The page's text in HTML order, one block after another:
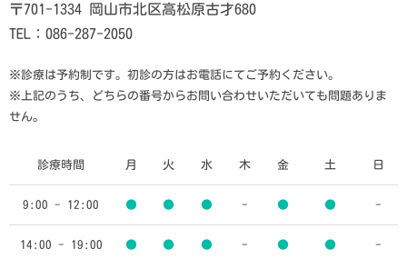
〒701-1334 岡山市北区高松原古才680
TEL：086-287-2050
※診療は予約制です。初診の方はお電話にてご予約ください。
※上記のうち、どちらの番号からお問い合わせいただいても問題ありま
せん。
診療時間 月 火 水 木 金 土 日
9:00 - 12:00 ● ● ● - ● ● -
14:00 - 19:00 ● ● ● - ● ● -